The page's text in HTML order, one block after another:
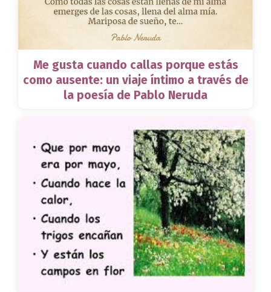
Me gusta cuando callas porque estás
como ausente: un viaje íntimo a través de
la poesía de Pablo Neruda